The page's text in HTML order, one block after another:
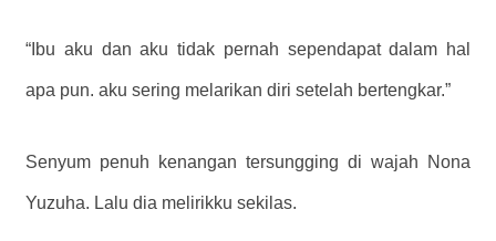
“Ibu aku dan aku tidak pernah sependapat dalam hal
apa pun. aku sering melarikan diri setelah bertengkar.”
Senyum penuh kenangan tersungging di wajah Nona
Yuzuha. Lalu dia melirikku sekilas.